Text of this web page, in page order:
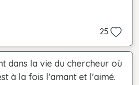
25
dans la vie du chercheur où
à la fois l'amant et l'aimé.